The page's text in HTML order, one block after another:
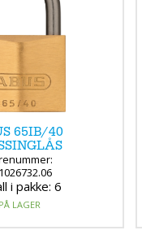
65IB/40
i pakke: 6
PÅ LAGER